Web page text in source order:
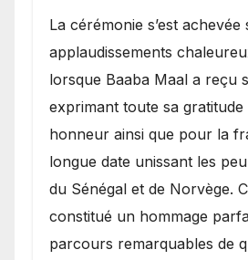
​La cérémonie s’est achevée
applaudissements
lorsque Baaba Maal a reçu
exprimant toute sa
honneur ainsi que pour la
longue date unissant les
du Sénégal et de Norvège.
constitué un hommage
parcours remarquables de